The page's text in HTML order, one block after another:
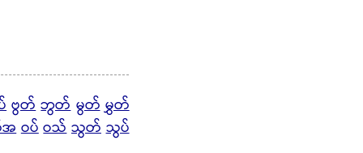
ဗွတ် ဘွတ် မွတ် မွှတ်
အဝပ်ဝသ် သွတ်သွပ်